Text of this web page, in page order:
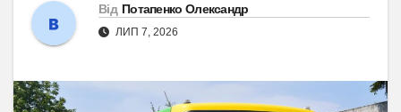
Від Потапенко Олександр
ЛИП 7, 2026